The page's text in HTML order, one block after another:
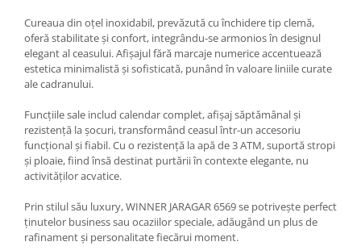
Cureaua din oțel inoxidabil, prevăzută cu închidere tip clemă,
oferă stabilitate și confort, integrându-se armonios în designul
elegant al ceasului. Afișajul fără marcaje numerice accentuează
estetica minimalistă și sofisticată, punând în valoare liniile curate
ale cadranului.
Funcțiile sale includ calendar complet, afișaj săptămânal și
rezistență la șocuri, transformând ceasul într-un accesoriu
funcțional și fiabil. Cu o rezistență la apă de 3 ATM, suportă stropi
și ploaie, fiind însă destinat purtării în contexte elegante, nu
activităților acvatice.
Prin stilul său luxury, WINNER JARAGAR 6569 se potrivește perfect
ținutelor business sau ocaziilor speciale, adăugând un plus de
rafinament și personalitate fiecărui moment.